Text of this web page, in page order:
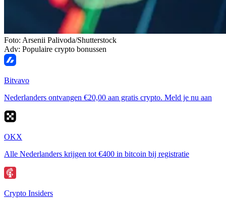
Foto: Arsenii Palivoda/Shutterstock
Adv: Populaire crypto bonussen
Bitvavo
Nederlanders ontvangen €20,00 aan gratis crypto. Meld je nu aan
OKX
Alle Nederlanders krijgen tot €400 in bitcoin bij registratie
Crypto Insiders